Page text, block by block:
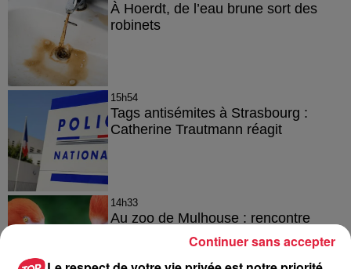
À Hoerdt, de l’eau brune sort des
robinets
15h54
Tags antisémites à Strasbourg :
Catherine Trautmann réagit
14h33
Au zoo de Mulhouse : rencontre
avec les flamants rougesContinuer sans accepter